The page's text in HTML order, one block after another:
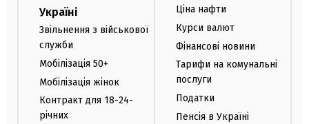
Україні
Звільнення з військової
служби
Мобілізація 50+
Мобілізація жінок
Контракт для 18-24-
річних
Ціна нафти
Курси валют
Фінансові новини
Тарифи на комунальні
послуги
Податки
Пенсія в Україні